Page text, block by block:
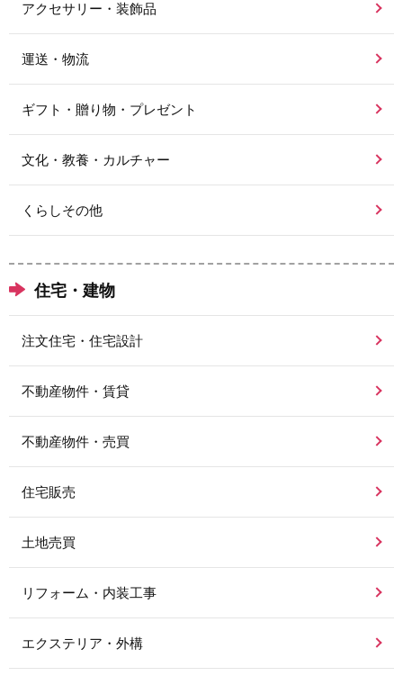
アクセサリー・装飾品
運送・物流
ギフト・贈り物・プレゼント
文化・教養・カルチャー
くらしその他
住宅・建物
注文住宅・住宅設計
不動産物件・賃貸
不動産物件・売買
住宅販売
土地売買
リフォーム・内装工事
エクステリア・外構